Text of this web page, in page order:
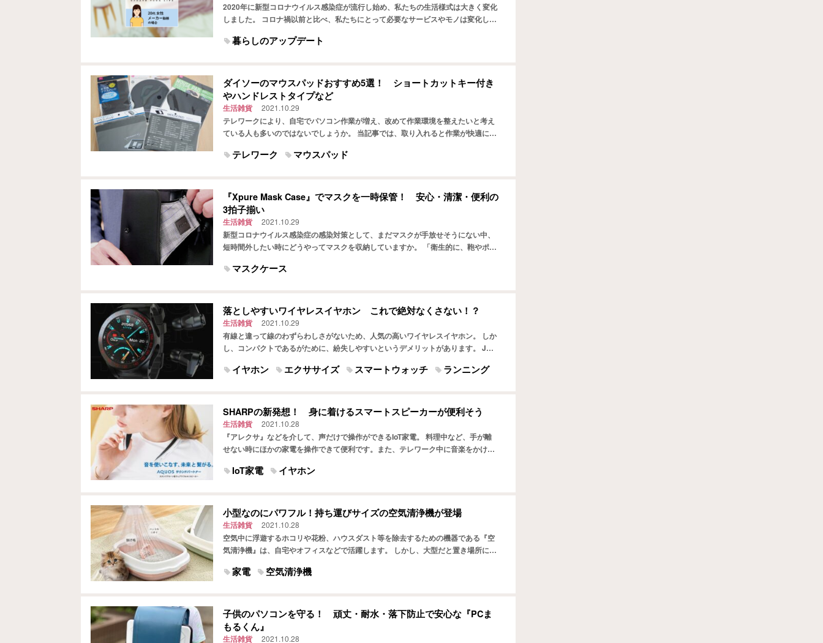
2020年に新型コロナウイルス感染症が流行し始め、私たちの生活様式は大きく変化
しました。 コロナ禍以前と比べ、私たちにとって必要なサービスやモノは変化して
暮らしのアップデート
ダイソーのマウスパッドおすすめ5選！ ショートカットキー付き
やハンドレストタイプなど
生活雑貨 2021.10.29
テレワークにより、自宅でパソコン作業が増え、改めて作業環境を整えたいと考え
ている人も多いのではないでしょうか。 当記事では、取り入れると作業が快適にな
テレワーク マウスパッド
『Xpure Mask Case』でマスクを一時保管！ 安心・清潔・便利の
3拍子揃い
生活雑貨 2021.10.29
新型コロナウイルス感染症の感染対策として、まだマスクが手放せそうにない中、
短時間外したい時にどうやってマスクを収納していますか。 「衛生的に、鞄やポケ
マスクケース
落としやすいワイヤレスイヤホン これで絶対なくさない！？
生活雑貨 2021.10.29
有線と違って線のわずらわしさがないため、人気の高いワイヤレスイヤホン。 しか
し、コンパクトであるがために、紛失しやすいというデメリットがあります。 JR
イヤホン エクササイズ スマートウォッチ ランニング
SHARPの新発想！ 身に着けるスマートスピーカーが便利そう
生活雑貨 2021.10.28
『アレクサ』などを介して、声だけで操作ができるIoT家電。 料理中など、手が離
せない時にほかの家電を操作できて便利です。また、テレワーク中に音楽をかける
IoT家電 イヤホン
小型なのにパワフル！持ち運びサイズの空気清浄機が登場
生活雑貨 2021.10.28
空気中に浮遊するホコリや花粉、ハウスダスト等を除去するための機器である『空
気清浄機』は、自宅やオフィスなどで活躍します。 しかし、大型だと置き場所に困
家電 空気清浄機
子供のパソコンを守る！ 頑丈・耐水・落下防止で安心な『PCま
もるくん』
生活雑貨 2021.10.28